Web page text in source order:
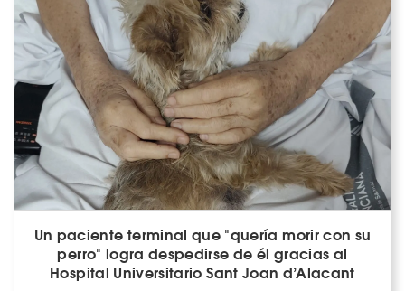
Un paciente terminal que "quería morir con su
perro" logra despedirse de él gracias al
Hospital Universitario Sant Joan d’Alacant